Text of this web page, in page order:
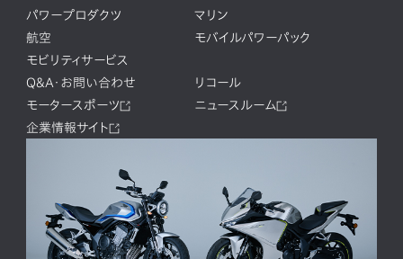
パワープロダクツ
マリン
航空
モバイルパワーパック
モビリティサービス
Q&A・お問い合わせ
リコール
モータースポーツ
ニュースルーム
企業情報サイト